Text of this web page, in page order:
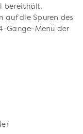
bereithält.
auf die Spuren des
Gänge-Menü der